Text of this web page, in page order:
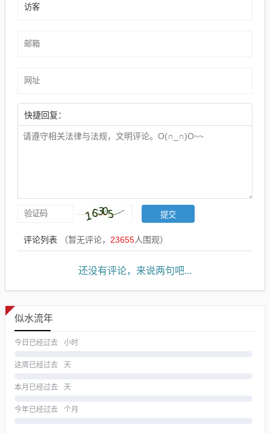
快捷回复：
评论列表 （暂无评论， 23655人围观）
还没有评论，来说两句吧...
似水流年
今日已经过去 小时
这周已经过去 天
本月已经过去 天
今年已经过去 个月